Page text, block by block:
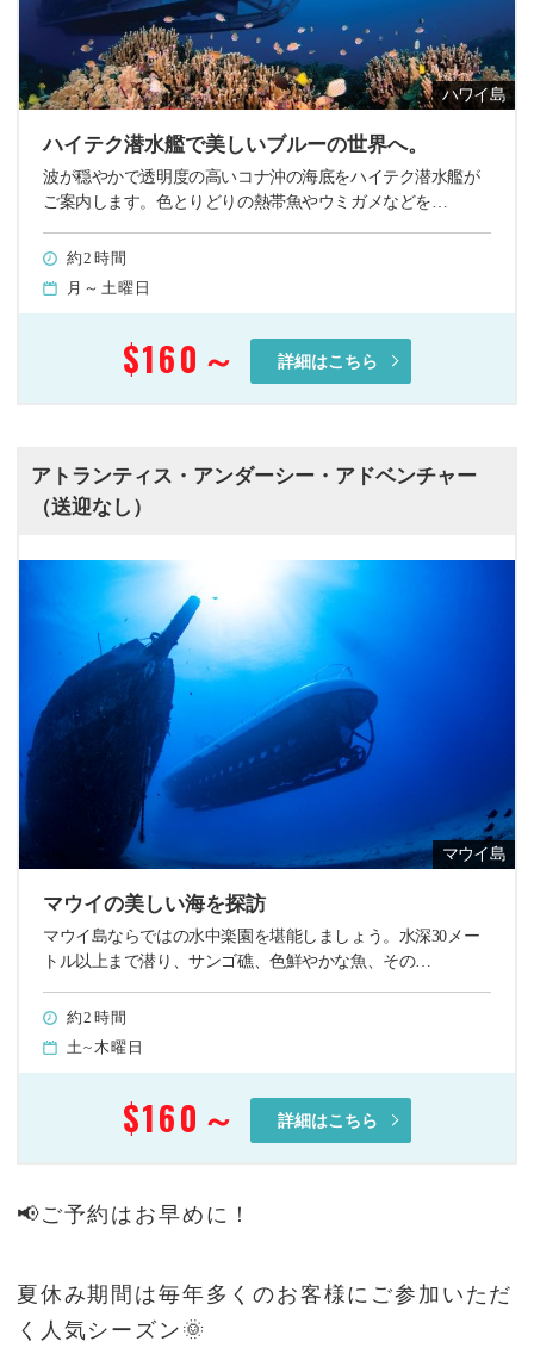
ハワイ島
ハイテク潜水艦で美しいブルーの世界へ。
波が穏やかで透明度の高いコナ沖の海底をハイテク潜水艦が
ご案内します。色とりどりの熱帯魚やウミガメなどを…
約2時間
月～土曜日
$160 ～ 詳細はこちら
アトランティス・アンダーシー・アドベンチャー
（送迎なし）
マウイ島
マウイの美しい海を探訪
マウイ島ならではの水中楽園を堪能しましょう。水深30メー
トル以上まで潜り、サンゴ礁、色鮮やかな魚、その…
約2時間
土~木曜日
$160 ～ 詳細はこちら
📢ご予約はお早めに！
夏休み期間は毎年多くのお客様にご参加いただ
く人気シーズン🌞